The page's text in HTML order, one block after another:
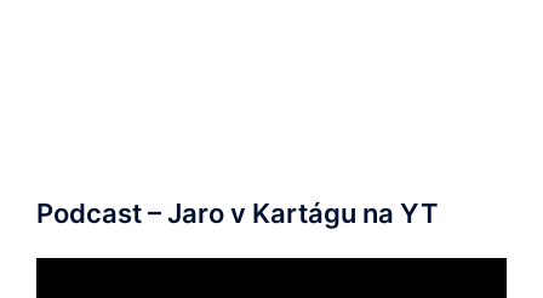
Podcast – Jaro v Kartágu na YT